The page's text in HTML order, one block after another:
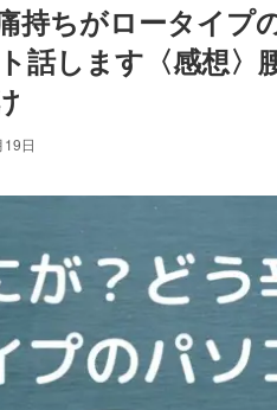
持ちがロータイプ
話します〈感想〉
日